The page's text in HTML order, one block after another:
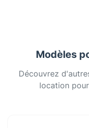
Modèles
Découvrez
location